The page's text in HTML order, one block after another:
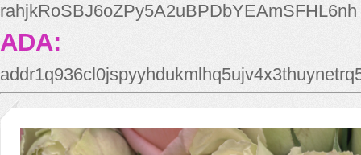
rahjkRoSBJ6oZPy5A2uBPDbYEAmSFHL6nh
ADA: